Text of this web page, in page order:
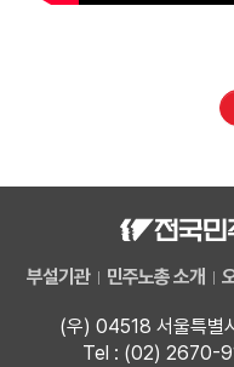
부설기관 민주노총 소개
(우) 04518 서울특별
Tel : (02) 2670-